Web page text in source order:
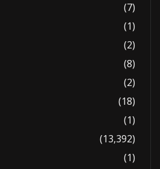
(7)
(1)
(2)
(8)
(2)
(18)
(1)
(13,392)
(1)